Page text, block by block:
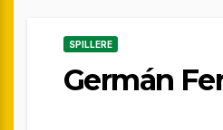
SPILLERE
Germán